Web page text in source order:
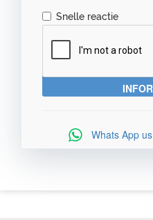
Snelle reactie
Whats App us